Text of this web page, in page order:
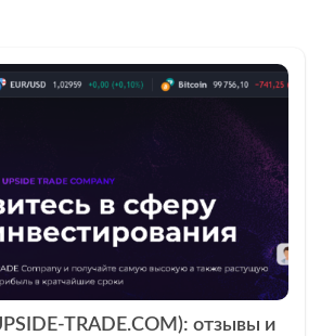
TRADE.COM): отзывы и